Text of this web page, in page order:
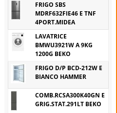
FRIGO SBS
MDRF632FIE46 E TNF
4PORT.MIDEA
LAVATRICE
BMWU3921W A 9KG
1200G BEKO
FRIGO D/P BCD-212W E
BIANCO HAMMER
COMB.RCSA300K40GN E
GRIG.STAT.291LT BEKO